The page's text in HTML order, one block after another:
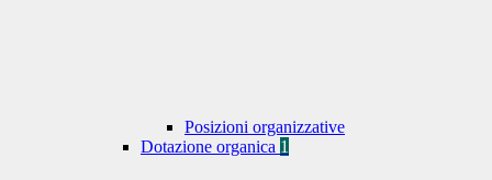
Posizioni organizzative
Dotazione organica 1